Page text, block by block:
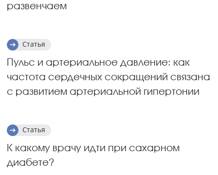
развенчаем
Статья
Пульс и артериальное давление: как
частота сердечных сокращений связана
с развитием артериальной гипертонии
Статья
К какому врачу идти при сахарном
диабете?